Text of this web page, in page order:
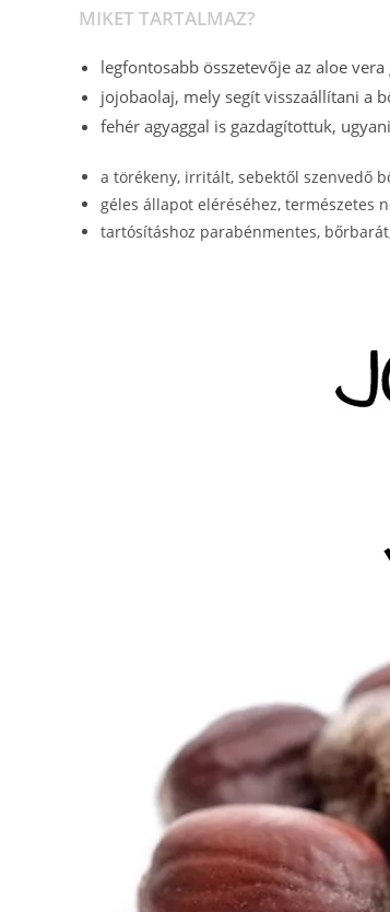
MIKET TARTALMAZ?
legfontosabb összetevője az aloe
jojobaolaj, mely segít visszaállítani a
fehér agyaggal is gazdagítottuk,
a törékeny, irritált, sebektől szenvedő
géles állapot eléréséhez, természetes
tartósításhoz parabénmentes,